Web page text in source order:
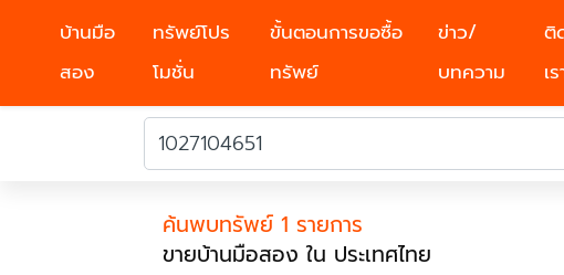
บ้านมือ
สอง
ทรัพย์โปร
โมชั่น
ขั้นตอนการขอซื้อ
ทรัพย์
ข่าว/
บทความ
ติ
เร
ค้นพบทรัพย์ 1 รายการ
ขายบ้านมือสอง ใน ประเทศไทย